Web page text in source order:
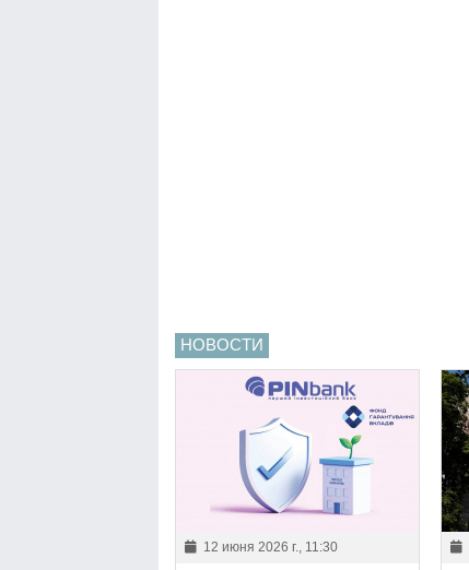
НОВОСТИ
12 июня 2026 г., 11:30